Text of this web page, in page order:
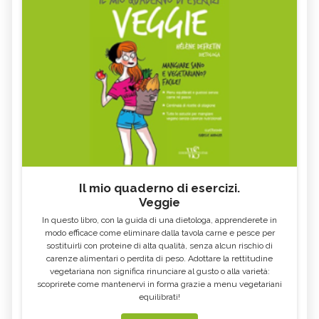
BENEFICI E CONTROINDICAZIONI E CONTROINDICAZIONI
MASSAGGIO ROLFING: TECNICA,
BENEFICI E CONTROINDICAZIONI
MASSAGGIO ORTHO-BIONOMY:
TECNICA, BENEFICI E
CONTROINDICAZIONI
MASSAGGIO INFANTILE: TECNICA,
BENEFICI E CONTROINDICAZIONI
AUTOMASSAGGIO: TECNICA,
BENEFICI E CONTROINDICAZIONI
MASSOTERAPIA NEUROMUSCOLARE:
BENEFICI E CONTROINDICAZIONI
VITALOGIA: TECNICA, BENEFICI E
CONTROINDICAZIONI
MASSOTERAPIA: TECNICA, BENEFICI E
TECNICA, BENEFICI E
INTEGRAZIONE FASCIALE®: TECNICA,
RIFLESSOLOGIA FACCIALE: TECNICA,
OPALE: TUTTE LE PROPRIETÀ E
BENEFICI
GRANATO: TUTTE LE PROPRIETÀ E
BENEFICI
MASSAGGIO PSICOSOMATICO:
TECNICA, BENEFICI E
MASSAGGIO CIRCOLATORIO
ANTICELLULITE: TECNICA, BENEFICI,
MASSAGGIO TERAPEUTICO: TECNICA,
BENEFICI E CONTROINDICAZIONI
DIOPTASIO: TUTTE LE PROPRIETÀ E
Il mio quaderno di esercizi.
Veggie
In questo libro, con la guida di una dietologa, apprenderete in
modo efficace come eliminare dalla tavola carne e pesce per
sostituirli con proteine di alta qualità, senza alcun rischio di
carenze alimentari o perdita di peso. Adottare la rettitudine
vegetariana non significa rinunciare al gusto o alla varietà:
scoprirete come mantenervi in forma grazie a menu vegetariani
equilibrati!